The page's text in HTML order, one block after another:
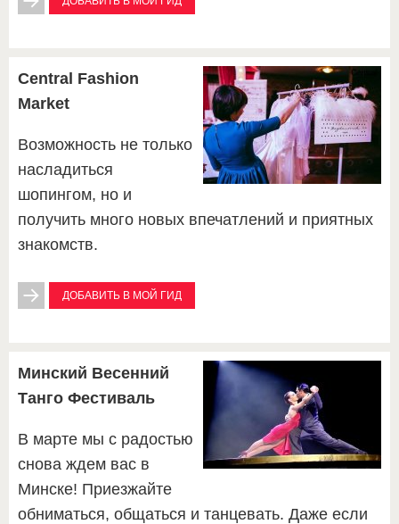
Central Fashion
Market
Возможность не только
насладиться
шопингом, но и
получить много новых впечатлений и приятных
знакомств.
ДОБАВИТЬ В МОЙ ГИД
Минский Весенний
Танго Фестиваль
В марте мы с радостью
снова ждем вас в
Минске! Приезжайте
обниматься, общаться и танцевать. Даже если